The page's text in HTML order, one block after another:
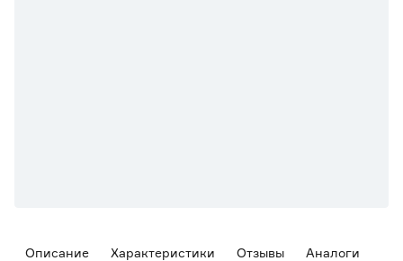
Описание Характеристики Отзывы Аналоги